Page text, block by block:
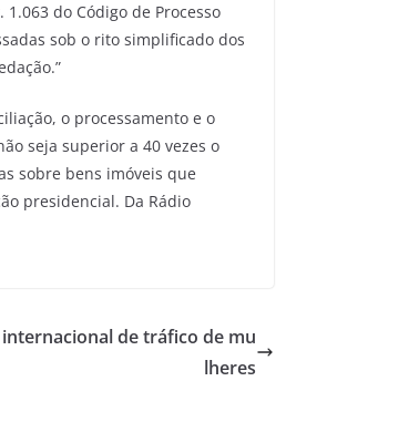
do Código de Processo
sob o rito simplificado dos
o processamento e o
seja superior a 40 vezes o
sobre bens imóveis que
presidencial. Da Rádio
de tráfico de mu
lheres